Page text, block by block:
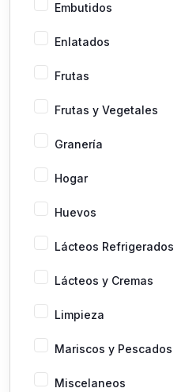
Embutidos
Enlatados
Frutas
Frutas y Vegetales
Granería
Hogar
Huevos
Lácteos Refrigerados
Lácteos y Cremas
Limpieza
Mariscos y Pescados
Miscelaneos